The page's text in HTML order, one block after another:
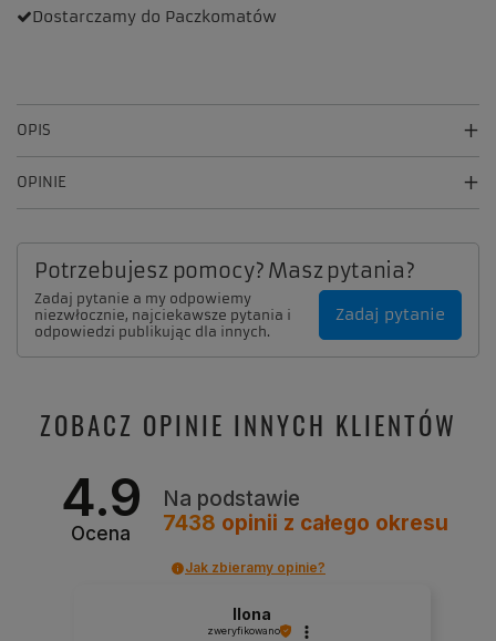
Dostarczamy do Paczkomatów
OPIS
OPINIE
Potrzebujesz pomocy? Masz pytania?
Zadaj pytanie a my odpowiemy
niezwłocznie, najciekawsze pytania i
odpowiedzi publikując dla innych.
Zadaj pytanie
ZOBACZ OPINIE INNYCH KLIENTÓW
4.9
Ocena
Na podstawie
7438 opinii z całego okresu
Jak zbieramy opinie?
Ilona
zweryfikowano